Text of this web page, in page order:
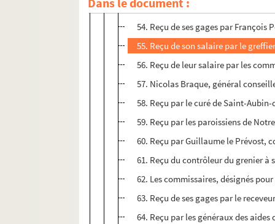
53. Ordre au grènetier de
54. Reçu de ses gages par François
55. Reçu de son salaire par le
56. Reçu de leur salaire par les
57. Nicolas Braque, général
58. Reçu par le curé de Saint-
59. Reçu par les paroissiens de
60. Reçu par Guillaume le Prévost,
61. Reçu du contrôleur du grenier à
62. Les commissaires, désignés
63. Reçu de ses gages par le
64. Reçu par les généraux des